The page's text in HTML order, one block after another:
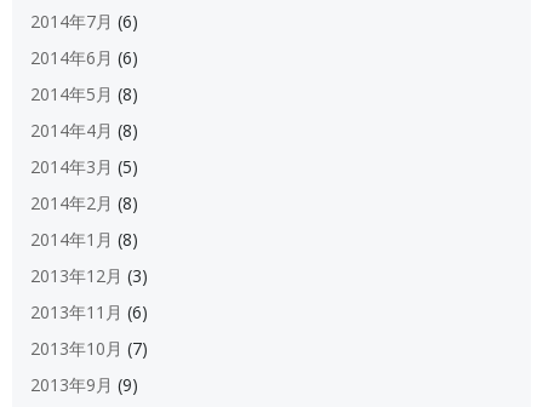
2014年7月 (6)
2014年6月 (6)
2014年5月 (8)
2014年4月 (8)
2014年3月 (5)
2014年2月 (8)
2014年1月 (8)
2013年12月 (3)
2013年11月 (6)
2013年10月 (7)
2013年9月 (9)